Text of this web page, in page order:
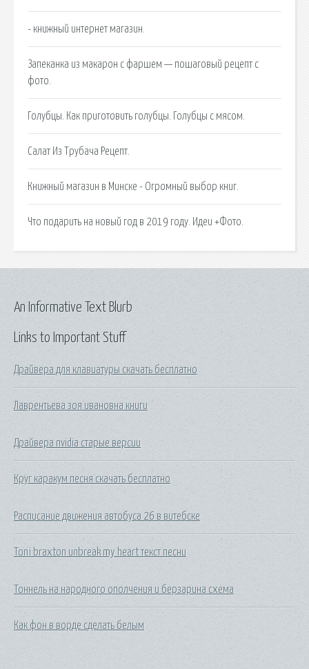
- книжный интернет магазин.
Запеканка из макарон с фаршем — пошаговый рецепт с
фото.
Голубцы. Как приготовить голубцы. Голубцы с мясом.
Салат Из Трубача Рецепт.
Книжный магазин в Минске - Огромный выбор книг.
Что подарить на новый год в 2019 году. Идеи +Фото.
Links to Important Stuff
Драйвера для клавиатуры скачать бесплатно
Лаврентьева зоя ивановна книги
Драйвера nvidia старые версии
Круг каракум песня скачать бесплатно
Расписание движения автобуса 26 в витебске
Toni braxton unbreak my heart текст песни
Тоннель на народного ополчения и берзарина схема
Как фон в ворде сделать белым
An Informative Text Blurb